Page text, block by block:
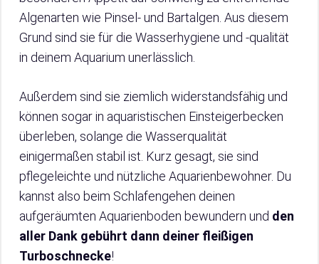
Algenarten wie Pinsel- und Bartalgen. Aus diesem
Grund sind sie für die Wasserhygiene und -qualität
in deinem Aquarium unerlässlich.
Außerdem sind sie ziemlich widerstandsfähig und
können sogar in aquaristischen Einsteigerbecken
überleben, solange die Wasserqualität
einigermaßen stabil ist. Kurz gesagt, sie sind
pflegeleichte und nützliche Aquarienbewohner. Du
kannst also beim Schlafengehen deinen
aufgeräumten Aquarienboden bewundern und den
aller Dank gebührt dann deiner fleißigen
Turboschnecke!